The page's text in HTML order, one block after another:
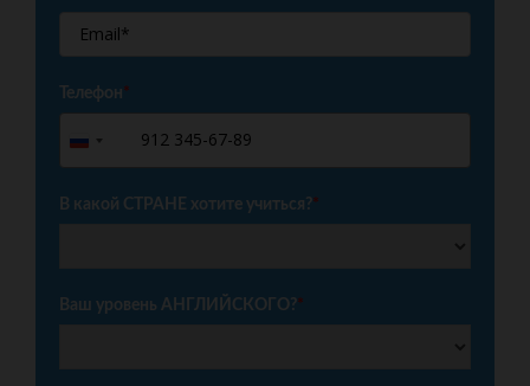
Телефон*
Russia
+7
В какой СТРАНЕ хотите учиться?*
Ваш уровень АНГЛИЙСКОГО?*